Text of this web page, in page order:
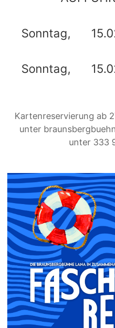
Sonntag,
Sonntag,
Kartenreservierung ab
unter
unter 333